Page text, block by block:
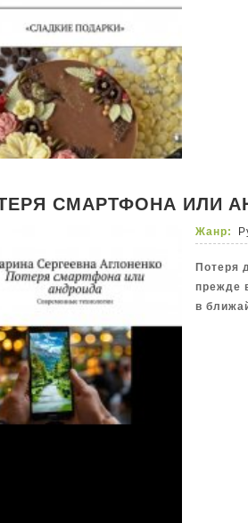
СМАРТФОНА ИЛИ
Жанр:
Потеря
прежде
в